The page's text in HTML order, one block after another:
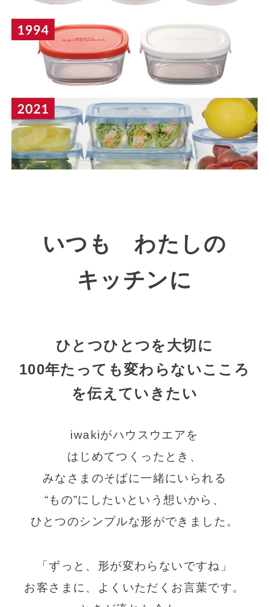
いつも わたしの
キッチンに
ひとつひとつを大切に
100年たっても変わらないこころ
を伝えていきたい
iwakiがハウスウエアを
はじめてつくったとき、
みなさまのそばに一緒にいられる
“もの”にしたいという想いから、
ひとつのシンプルな形ができました。
「ずっと、形が変わらないですね」
お客さまに、よくいただくお言葉です。